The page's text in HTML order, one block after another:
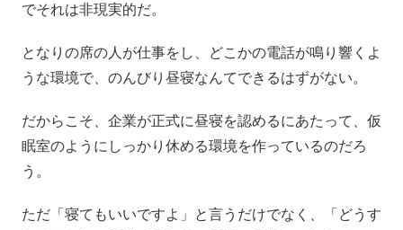
でそれは非現実的だ。
となりの席の人が仕事をし、どこかの電話が鳴り響くよ
うな環境で、のんびり昼寝なんてできるはずがない。
だからこそ、企業が正式に昼寝を認めるにあたって、仮
眠室のようにしっかり休める環境を作っているのだろ
う。
ただ「寝てもいいですよ」と言うだけでなく、「どうす